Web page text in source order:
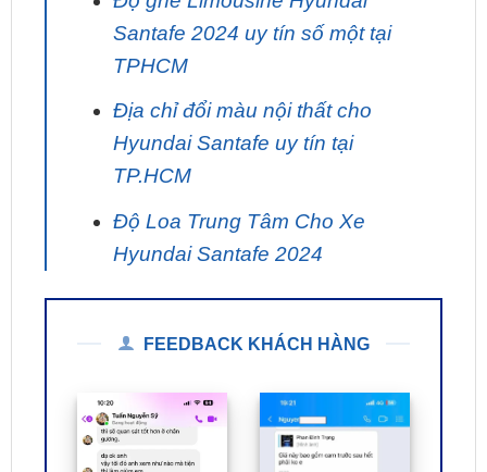
TPHCM
Địa chỉ đổi màu nội thất cho
TP.HCM
Độ Loa Trung Tâm Cho Xe